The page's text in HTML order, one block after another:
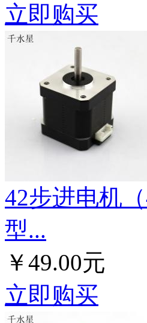
立即购买
42步进电机
型...
￥49.00元
立即购买